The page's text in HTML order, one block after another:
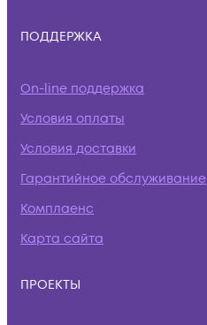
ПОДДЕРЖКА
On-line поддержка
Условия оплаты
Условия доставки
Гарантийное обслуживание
Комплаенс
Карта сайта
ПРОЕКТЫ